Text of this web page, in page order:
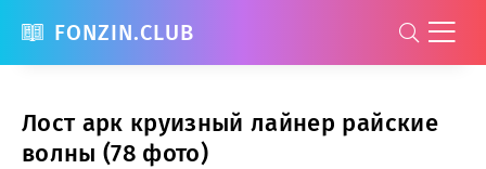
FONZIN.CLUB
Лост арк круизный лайнер райские
волны (78 фото)